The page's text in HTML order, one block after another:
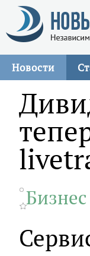
Новости
Бизнес